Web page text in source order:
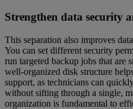
Strengthen data security
This separation also improves
You can set different security
run targeted backup jobs that are
well-organized disk structure
support, as technicians can
without sifting through a single,
organization is fundamental to